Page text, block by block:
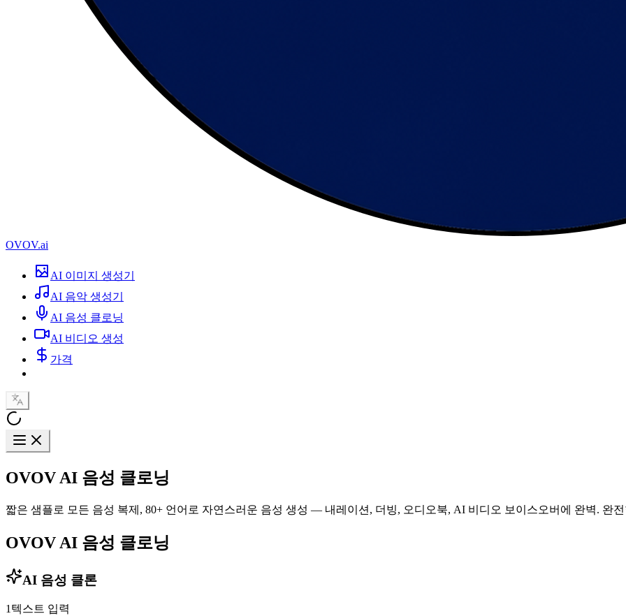
OVOV.ai
AI 이미지 생성기
AI 음악 생성기
AI 음성 클로닝
AI 비디오 생성
가격
OVOV AI 음성 클로닝
짧은 샘플로 모든 음성 복제, 80+ 언어로 자연스러운 음성 생성 — 내레이션, 더빙, 오디오북, AI 비디오 보이스오버에 완벽. 완
OVOV AI 음성 클로닝
AI 음성 클론
1 텍스트 입력